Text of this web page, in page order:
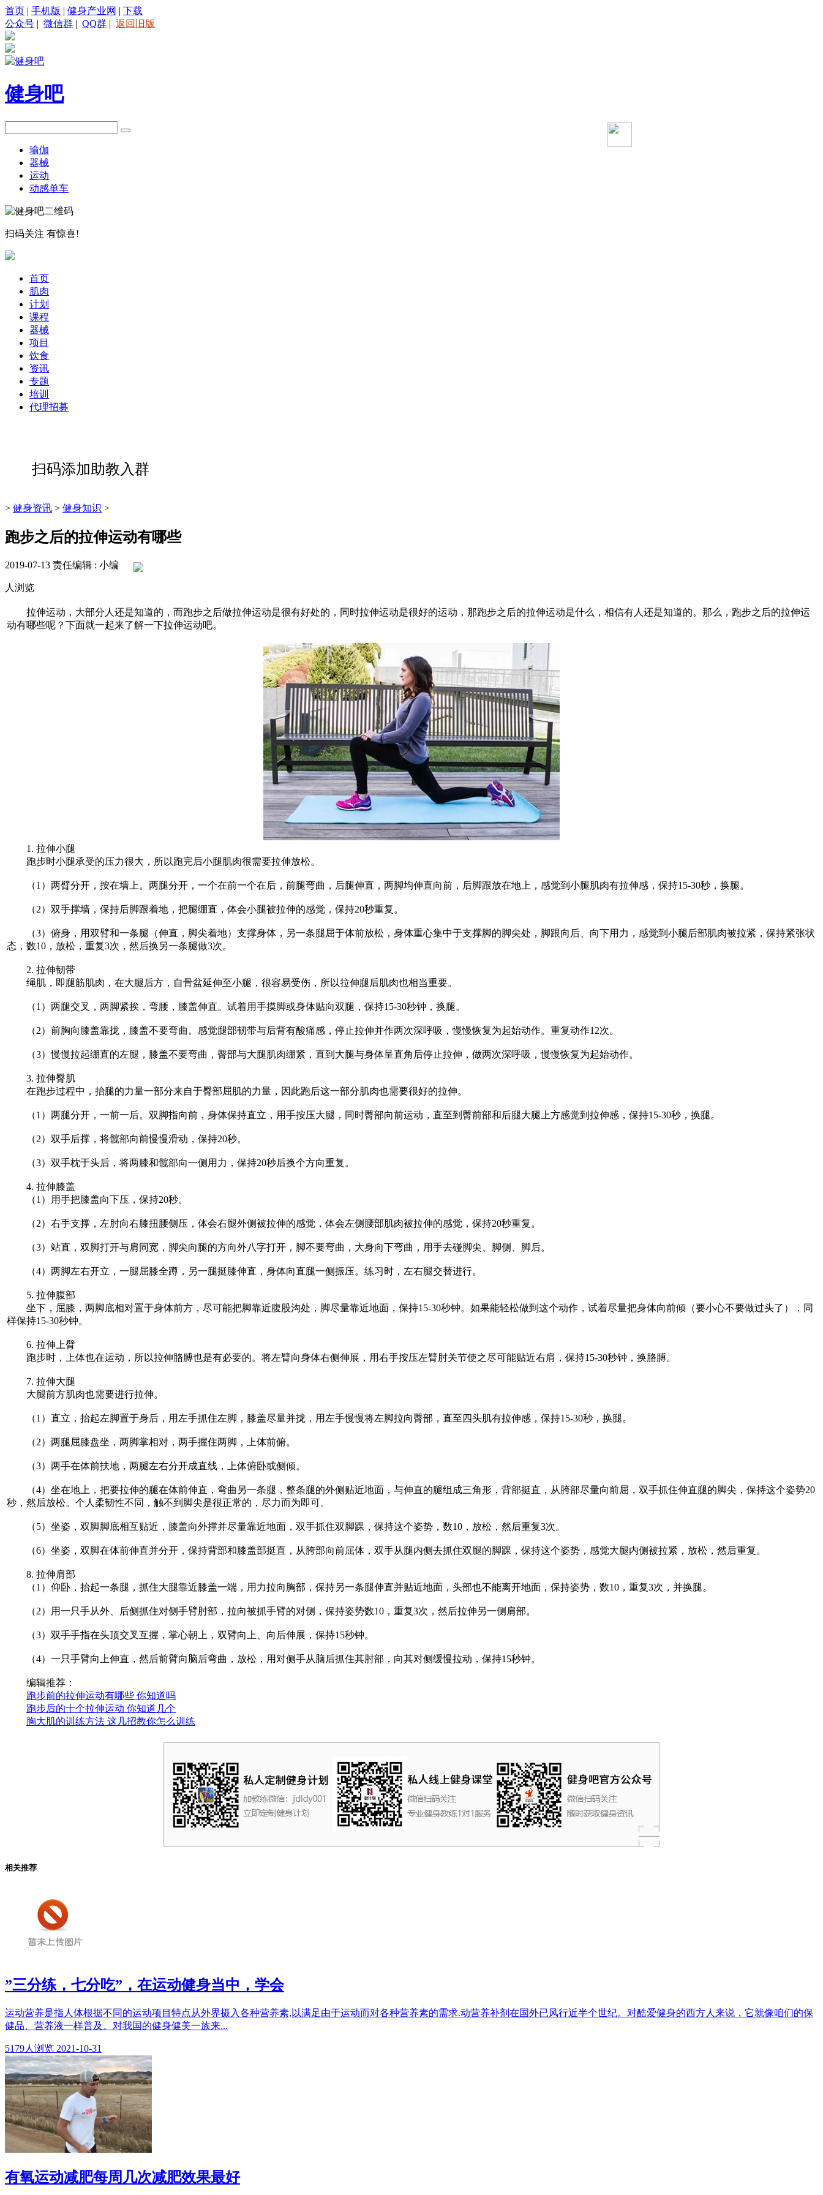
首页 | 手机版 | 健身产业网 | 下载
公众号 | 微信群 | QQ群 | 返回旧版
健身吧
瑜伽
器械
运动
动感单车
扫码关注 有惊喜!
首页
肌肉
计划
课程
器械
项目
饮食
资讯
专题
培训
代理招募
扫码添加助教入群
> 健身资讯 > 健身知识 >
跑步之后的拉伸运动有哪些
2019-07-13 责任编辑 : 小编
人浏览
拉伸运动，大部分人还是知道的，而跑步之后做拉伸运动是很有好处的，同时拉伸运动是很好的运动，那跑步之后的拉伸运动是什么，相信有人还是知道的。那么，跑步之后的拉伸运
动有哪些呢？下面就一起来了解一下拉伸运动吧。
1. 拉伸小腿
跑步时小腿承受的压力很大，所以跑完后小腿肌肉很需要拉伸放松。
（1）两臂分开，按在墙上。两腿分开，一个在前一个在后，前腿弯曲，后腿伸直，两脚均伸直向前，后脚跟放在地上，感觉到小腿肌肉有拉伸感，保持15-30秒，换腿。
（2）双手撑墙，保持后脚跟着地，把腿绷直，体会小腿被拉伸的感觉，保持20秒重复。
（3）俯身，用双臂和一条腿（伸直，脚尖着地）支撑身体，另一条腿屈于体前放松，身体重心集中于支撑脚的脚尖处，脚跟向后、向下用力，感觉到小腿后部肌肉被拉紧，保持紧张状
态，数10，放松，重复3次，然后换另一条腿做3次。
2. 拉伸韧带
绳肌，即腿筋肌肉，在大腿后方，自骨盆延伸至小腿，很容易受伤，所以拉伸腿后肌肉也相当重要。
（1）两腿交叉，两脚紧挨，弯腰，膝盖伸直。试着用手摸脚或身体贴向双腿，保持15-30秒钟，换腿。
（2）前胸向膝盖靠拢，膝盖不要弯曲。感觉腿部韧带与后背有酸痛感，停止拉伸并作两次深呼吸，慢慢恢复为起始动作。重复动作12次。
（3）慢慢拉起绷直的左腿，膝盖不要弯曲，臀部与大腿肌肉绷紧，直到大腿与身体呈直角后停止拉伸，做两次深呼吸，慢慢恢复为起始动作。
3. 拉伸臀肌
在跑步过程中，抬腿的力量一部分来自于臀部屈肌的力量，因此跑后这一部分肌肉也需要很好的拉伸。
（1）两腿分开，一前一后。双脚指向前，身体保持直立，用手按压大腿，同时臀部向前运动，直至到臀前部和后腿大腿上方感觉到拉伸感，保持15-30秒，换腿。
（2）双手后撑，将髋部向前慢慢滑动，保持20秒。
（3）双手枕于头后，将两膝和髋部向一侧用力，保持20秒后换个方向重复。
4. 拉伸膝盖
（1）用手把膝盖向下压，保持20秒。
（2）右手支撑，左肘向右膝扭腰侧压，体会右腿外侧被拉伸的感觉，体会左侧腰部肌肉被拉伸的感觉，保持20秒重复。
（3）站直，双脚打开与肩同宽，脚尖向腿的方向外八字打开，脚不要弯曲，大身向下弯曲，用手去碰脚尖、脚侧、脚后。
（4）两脚左右开立，一腿屈膝全蹲，另一腿挺膝伸直，身体向直腿一侧振压。练习时，左右腿交替进行。
5. 拉伸腹部
坐下，屈膝，两脚底相对置于身体前方，尽可能把脚靠近腹股沟处，脚尽量靠近地面，保持15-30秒钟。如果能轻松做到这个动作，试着尽量把身体向前倾（要小心不要做过头了），同
样保持15-30秒钟。
6. 拉伸上臂
跑步时，上体也在运动，所以拉伸胳膊也是有必要的。将左臂向身体右侧伸展，用右手按压左臂肘关节使之尽可能贴近右肩，保持15-30秒钟，换胳膊。
7. 拉伸大腿
大腿前方肌肉也需要进行拉伸。
（1）直立，抬起左脚置于身后，用左手抓住左脚，膝盖尽量并拢，用左手慢慢将左脚拉向臀部，直至四头肌有拉伸感，保持15-30秒，换腿。
（2）两腿屈膝盘坐，两脚掌相对，两手握住两脚，上体前俯。
（3）两手在体前扶地，两腿左右分开成直线，上体俯卧或侧倾。
（4）坐在地上，把要拉伸的腿在体前伸直，弯曲另一条腿，整条腿的外侧贴近地面，与伸直的腿组成三角形，背部挺直，从胯部尽量向前屈，双手抓住伸直腿的脚尖，保持这个姿势20
秒，然后放松。个人柔韧性不同，触不到脚尖是很正常的，尽力而为即可。
（5）坐姿，双脚脚底相互贴近，膝盖向外撑并尽量靠近地面，双手抓住双脚踝，保持这个姿势，数10，放松，然后重复3次。
（6）坐姿，双脚在体前伸直并分开，保持背部和膝盖部挺直，从胯部向前屈体，双手从腿内侧去抓住双腿的脚踝，保持这个姿势，感觉大腿内侧被拉紧，放松，然后重复。
8. 拉伸肩部
（1）仰卧，抬起一条腿，抓住大腿靠近膝盖一端，用力拉向胸部，保持另一条腿伸直并贴近地面，头部也不能离开地面，保持姿势，数10，重复3次，并换腿。
（2）用一只手从外、后侧抓住对侧手臂肘部，拉向被抓手臂的对侧，保持姿势数10，重复3次，然后拉伸另一侧肩部。
（3）双手手指在头顶交叉互握，掌心朝上，双臂向上、向后伸展，保持15秒钟。
（4）一只手臂向上伸直，然后前臂向脑后弯曲，放松，用对侧手从脑后抓住其肘部，向其对侧缓慢拉动，保持15秒钟。
编辑推荐：
跑步前的拉伸运动有哪些 你知道吗
跑步后的十个拉伸运动 你知道几个
胸大肌的训练方法 这几招教你怎么训练
相关推荐
”三分练，七分吃”，在运动健身当中，学会
运动营养是指人体根据不同的运动项目特点从外界摄入各种营养素,以满足由于运动而对各种营养素的需求.动营养补剂在国外已风行近半个世纪。对酷爱健身的西方人来说，它就像咱们的保
健品、营养液一样普及。对我国的健身健美一族来...
5179人浏览 2021-10-31
有氧运动减肥每周几次减肥效果最好